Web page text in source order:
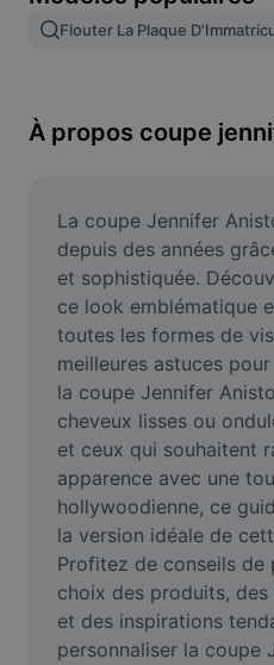
Suppression de l'arrière-
Outil d'amélioration
Éditeur de photos en
Générateur de mèmes
AI Text Remover
AI People Remover
AI Inpainting
Face Cutout
Suppression de
Amélioration de la qualité
Flouter La Plaque
À propos coupe
La coupe Jennifer
depuis des années
et sophistiquée.
ce look emblématique
toutes les formes de
meilleures astuces
la coupe Jennifer
cheveux lisses ou
et ceux qui souhaitent
apparence avec une
hollywoodienne, ce
la version idéale de
Profitez de conseils de
choix des produits,
et des inspirations
personnaliser la coupe